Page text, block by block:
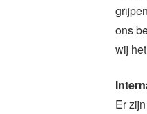
ons
wij
Er